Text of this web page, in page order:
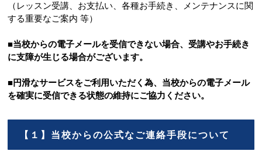
（レッスン受講、お支払い、各種お手続き、メンテナンスに関
する重要なご案内 等）
■当校からの電子メールを受信できない場合、受講やお手続き
に支障が生じる場合がございます。
■円滑なサービスをご利用いただく為、当校からの電子メール
を確実に受信できる状態の維持にご協力ください。
【１】当校からの公式なご連絡手段について